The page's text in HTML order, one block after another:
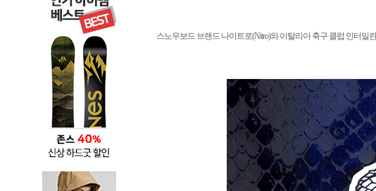
스노우보드 브랜드 나이트로(Nitro)와 이탈리아 축구 클럽 인터밀